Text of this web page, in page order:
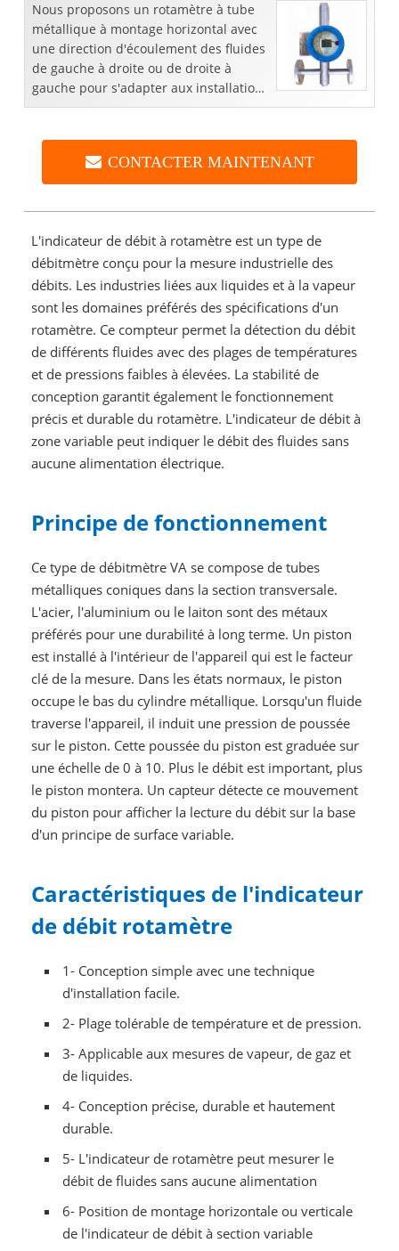
Nous proposons un rotamètre à tube
métallique à montage horizontal avec
une direction d'écoulement des fluides
de gauche à droite ou de droite à
gauche pour s'adapter aux installations
de tuyauterie complexes. Le débitmètre
CONTACTER MAINTENANT
L'indicateur de débit à rotamètre est un type de
débitmètre conçu pour la mesure industrielle des
débits. Les industries liées aux liquides et à la vapeur
sont les domaines préférés des spécifications d'un
rotamètre. Ce compteur permet la détection du débit
de différents fluides avec des plages de températures
et de pressions faibles à élevées. La stabilité de
conception garantit également le fonctionnement
précis et durable du rotamètre. L'indicateur de débit à
zone variable peut indiquer le débit des fluides sans
aucune alimentation électrique.
Principe de fonctionnement
Ce type de débitmètre VA se compose de tubes
métalliques coniques dans la section transversale.
L'acier, l'aluminium ou le laiton sont des métaux
préférés pour une durabilité à long terme. Un piston
est installé à l'intérieur de l'appareil qui est le facteur
clé de la mesure. Dans les états normaux, le piston
occupe le bas du cylindre métallique. Lorsqu'un fluide
traverse l'appareil, il induit une pression de poussée
sur le piston. Cette poussée du piston est graduée sur
une échelle de 0 à 10. Plus le débit est important, plus
le piston montera. Un capteur détecte ce mouvement
du piston pour afficher la lecture du débit sur la base
d'un principe de surface variable.
Caractéristiques de l'indicateur
de débit rotamètre
1- Conception simple avec une technique
d'installation facile.
2- Plage tolérable de température et de pression.
3- Applicable aux mesures de vapeur, de gaz et
de liquides.
4- Conception précise, durable et hautement
durable.
5- L'indicateur de rotamètre peut mesurer le
débit de fluides sans aucune alimentation
6- Position de montage horizontale ou verticale
de l'indicateur de débit à section variable